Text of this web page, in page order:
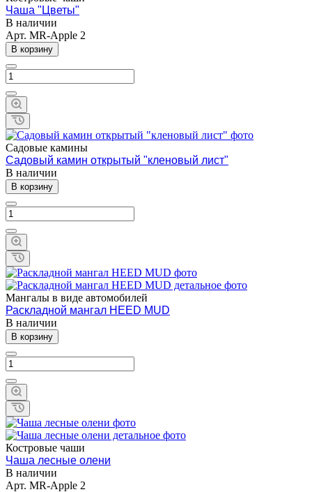
Чаша "Цветы"
В наличии
Арт. MR-Apple 2
В корзину
Садовые камины
Садовый камин открытый "кленовый лист"
В наличии
В корзину
Мангалы в виде автомобилей
Раскладной мангал HEED MUD
В наличии
В корзину
Костровые чаши
Чаша лесные олени
В наличии
Арт. MR-Apple 2